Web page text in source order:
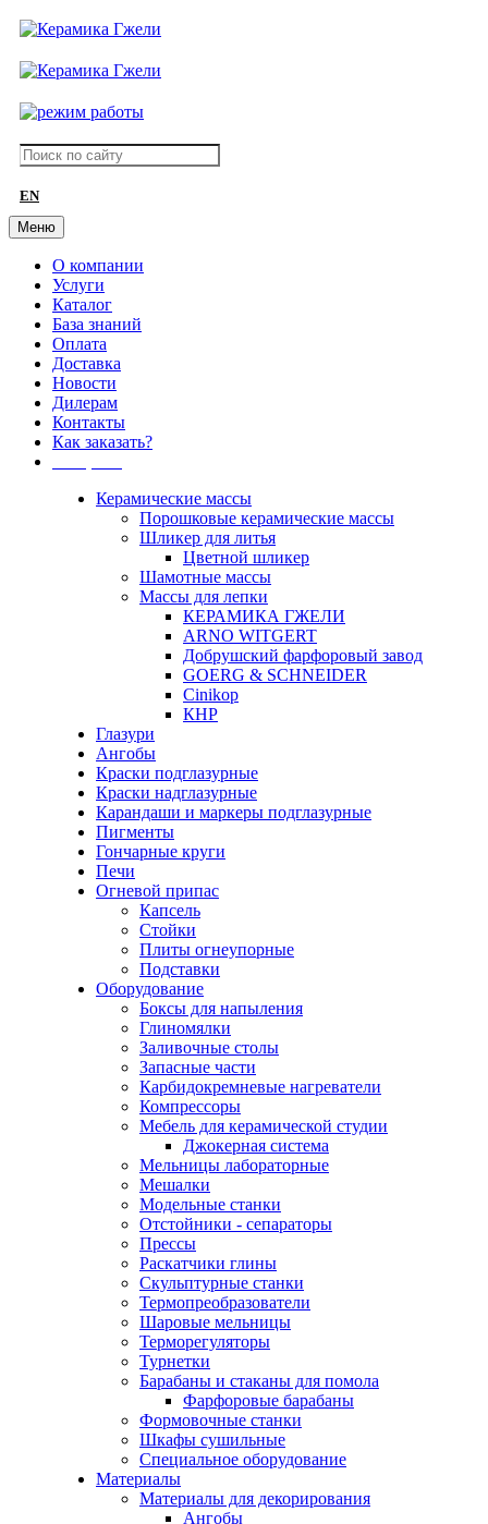
EN
Меню
О компании
Услуги
Каталог
База знаний
Оплата
Доставка
Новости
Дилерам
Контакты
Как заказать?
Керамические массы
Порошковые керамические массы
Шликер для литья
Цветной шликер
Шамотные массы
Массы для лепки
КЕРАМИКА ГЖЕЛИ
ARNO WITGERT
Добрушский фарфоровый завод
GOERG & SCHNEIDER
Cinikop
КНР
Глазури
Ангобы
Краски подглазурные
Краски надглазурные
Карандаши и маркеры подглазурные
Пигменты
Гончарные круги
Печи
Огневой припас
Капсель
Стойки
Плиты огнеупорные
Подставки
Оборудование
Боксы для напыления
Глиномялки
Заливочные столы
Запасные части
Карбидокремневые нагреватели
Компрессоры
Мебель для керамической студии
Джокерная система
Мельницы лабораторные
Мешалки
Модельные станки
Отстойники - сепараторы
Прессы
Раскатчики глины
Скульптурные станки
Термопреобразователи
Шаровые мельницы
Терморегуляторы
Турнетки
Барабаны и стаканы для помола
Фарфоровые барабаны
Формовочные станки
Шкафы сушильные
Специальное оборудование
Материалы
Материалы для декорирования
Ангобы